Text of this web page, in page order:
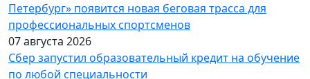
Петербург» появится новая беговая трасса для
профессиональных спортсменов
07 августа 2026
Сбер запустил образовательный кредит на обучение
по любой специальности